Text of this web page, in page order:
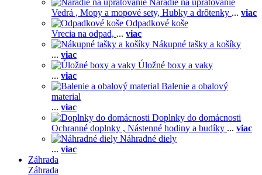
Náradie na upratovanie
Vedrá , Mopy a mopové sety, Hubky a drôtenky ... viac
Odpadkové koše
Vrecia na odpad, ... viac
Nákupné tašky a košíky
... viac
Úložné boxy a vaky
... viac
Balenie a obalový
material
... viac
Doplnky do domácnosti
Ochranné doplnky , Nástenné hodiny a budíky ... viac
Náhradné diely
... viac
Záhrada
Záhrada